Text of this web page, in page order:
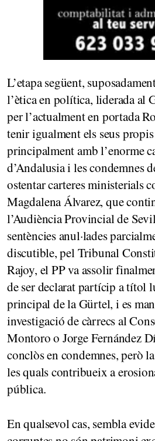
L’etapa següent,
l’ètica en política, liderada al
per l’actualment en portada
tenir igualment els seus
principalment amb l’enorme
d’Andalusia i les condemnes
ostentar carteres ministerials
Magdalena Álvarez, que
l’Audiència Provincial de
sentències anul·lades
discutible, pel Tribunal
Rajoy, el PP va assolir
de ser declarat partícip a títol
principal de la Gürtel, i es
investigació de càrrecs al
Montoro o Jorge Fernández
conclòs en condemnes, però
les quals contribueix a
pública.
En qualsevol cas, sembla